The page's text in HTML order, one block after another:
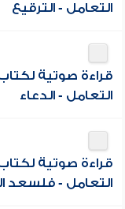
التعامل - الترقيع
قراءة صوتية
التعامل - الدعاء
قراءة صوتية
التعامل - فلسعد